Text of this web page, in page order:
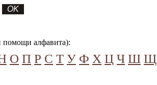
помощи алфавита):
О П Р С Т У Ф Х Ц Ч Ш Щ